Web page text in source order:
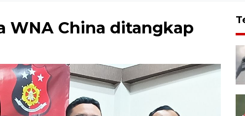
WNA China ditangkap